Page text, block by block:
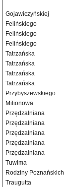
Gojawiczyńskiej
Felińskiego
Felińskiego
Felińskiego
Tatrzańska
Tatrzańska
Tatrzańska
Tatrzańska
Przybyszewskiego
Milionowa
Przędzalniana
Przędzalniana
Przędzalniana
Przędzalniana
Przędzalniana
Tuwima
Rodziny Poznańskich
Traugutta